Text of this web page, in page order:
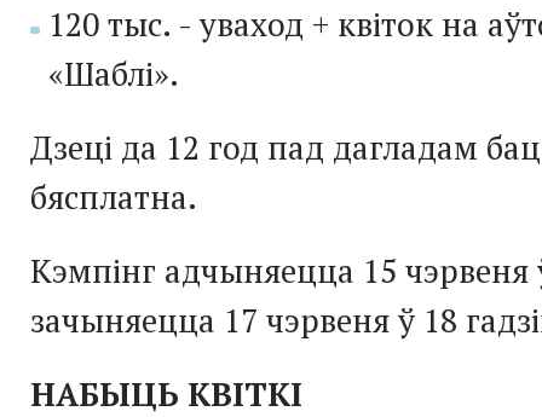
120тыс. - уваход + квіток на
«Шаблі».
Дзеці да 12 год пад дагладам
бясплатна.
Кэмпінг адчыняецца 15 чэрвеня
зачыняецца 17 чэрвеня ў 18
НАБЫЦЬ КВІТКІ